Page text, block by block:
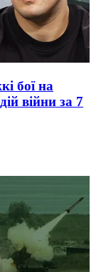
бої на
війни за 7